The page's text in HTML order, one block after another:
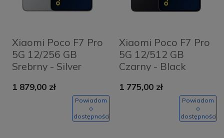
Xiaomi Poco F7 Pro
5G 12/256 GB
Srebrny - Silver
1 879,00 zł
Powiadom
o
dostępności
Xiaomi Poco F7 Pro
5G 12/512 GB
Czarny - Black
1 775,00 zł
Powiadom
o
dostępności